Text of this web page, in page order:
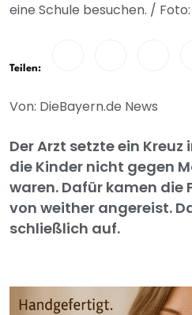
eine Schule besuchen. /
Teilen:
Von: DieBayern.de News
Der Arzt setzte ein
die Kinder nicht gegen
waren. Dafür kamen
von weither angereist.
schließlich auf.